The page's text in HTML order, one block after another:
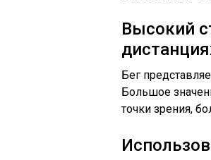
Высокий
Бег
Большое
точки зрения,